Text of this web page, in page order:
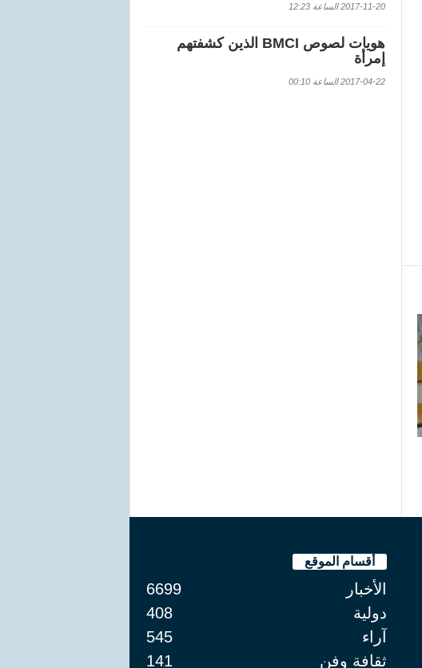
2017-11-20 الساعة 12:23
هويات لصوص BMCI الذين كشفتهم
إمرأة
2017-04-22 الساعة 00:10
أقسام الموقع
الأخبار
6699
دولية
408
آراء
545
ثقافة وفن
141